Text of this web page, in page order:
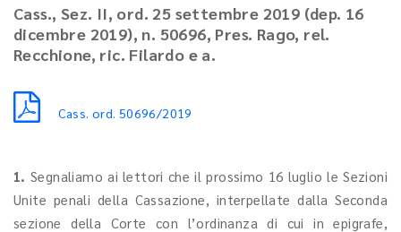
Cass., Sez. II, ord. 25 settembre 2019 (dep. 16
dicembre 2019), n. 50696, Pres. Rago, rel.
Recchione, ric. Filardo e a.
Cass. ord. 50696/2019
1. Segnaliamo ai lettori che il prossimo 16 luglio le Sezioni
Unite penali della Cassazione, interpellate dalla Seconda
sezione della Corte con l’ordinanza di cui in epigrafe,